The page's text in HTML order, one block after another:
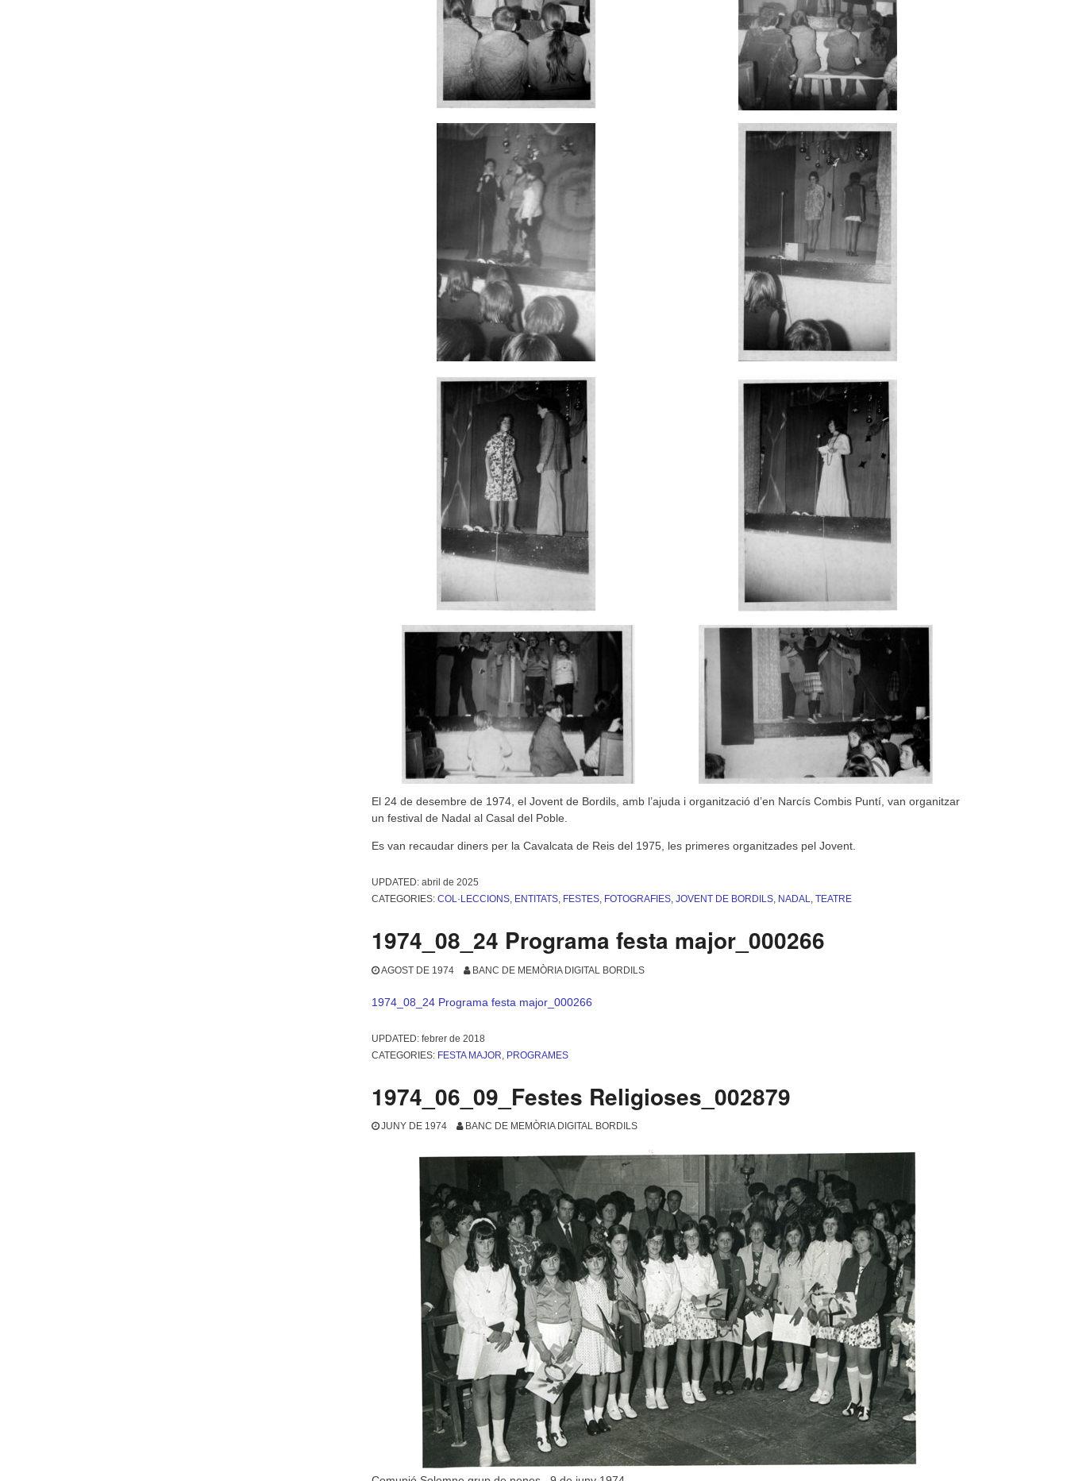
El 24 de desembre de 1974, el Jovent de Bordils, amb l’ajuda i organització d’en Narcís Combis Puntí, van organitzar
un festival de Nadal al Casal del Poble.
Es van recaudar diners per la Cavalcata de Reis del 1975, les primeres organitzades pel Jovent.
UPDATED: abril de 2025
CATEGORIES: COL·LECCIONS, ENTITATS, FESTES, FOTOGRAFIES, JOVENT DE BORDILS, NADAL, TEATRE
1974_08_24 Programa festa major_000266
AGOST DE 1974 BANC DE MEMÒRIA DIGITAL BORDILS
1974_08_24 Programa festa major_000266
UPDATED: febrer de 2018
CATEGORIES: FESTA MAJOR PROGRAMES
1974_06_09_Festes Religioses_002879
JUNY DE 1974 BANC DE MEMÒRIA DIGITAL BORDILS